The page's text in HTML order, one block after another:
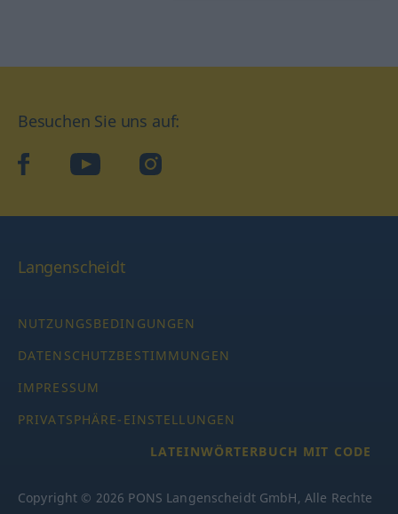
Besuchen Sie uns auf:
facebookYouTube Instagram
Langenscheidt
NUTZUNGSBEDINGUNGEN
DATENSCHUTZBESTIMMUNGEN
IMPRESSUM
PRIVATSPHÄRE-EINSTELLUNGEN
LATEINWÖRTERBUCH MIT CODE
Copyright © 2026 PONS Langenscheidt GmbH, Alle Rechte